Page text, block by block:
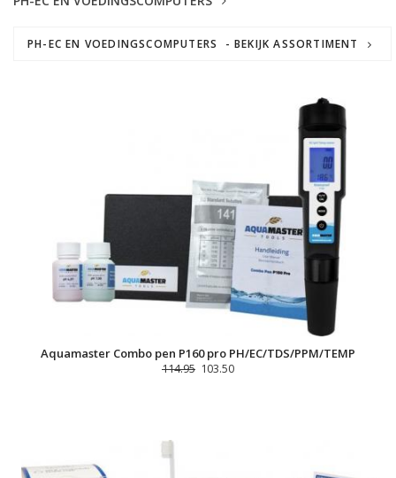
PH-EC EN VOEDINGSCOMPUTERS - BEKIJK ASSORTIMENT
Aquamaster Combo pen P160 pro PH/EC/TDS/PPM/TEMP
114.95 103.50